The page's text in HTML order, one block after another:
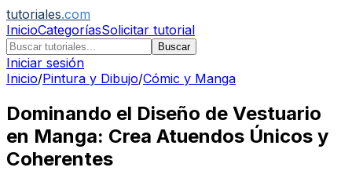
tutoriales.com
InicioCategoríasSolicitar tutorial
Buscar
Iniciar sesión
Inicio/Pintura y Dibujo/Cómic y Manga
Dominando el Diseño de Vestuario
en Manga: Crea Atuendos Únicos y
Coherentes